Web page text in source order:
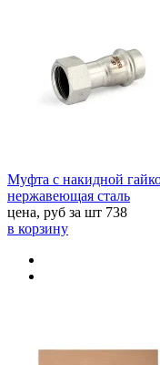
Муфта с накидной
нержавеющая сталь
цена, руб за шт 738
в корзину